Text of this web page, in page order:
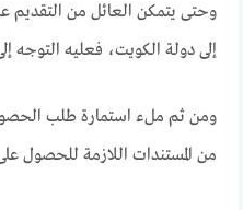
وحتى يتمكن العائل من التقديم
إلى دولة الكويت، فعليه التوجه
ومن ثم ملء استمارة طلب
من المستندات اللازمة للحصول على